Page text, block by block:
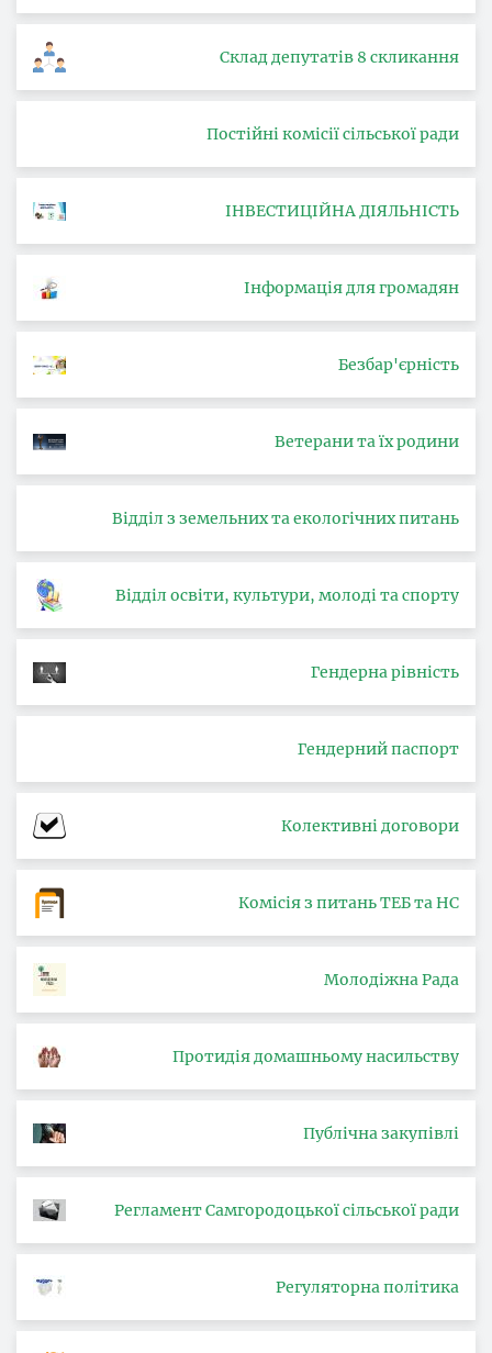
Склад депутатів 8 скликання
Постійні комісії сільської ради
ІНВЕСТИЦІЙНА ДІЯЛЬНІСТЬ
Інформація для громадян
Безбар'єрність
Ветерани та їх родини
Відділ з земельних та екологічних питань
Відділ освіти, культури, молоді та спорту
Гендерна рівність
Гендерний паспорт
Колективні договори
Комісія з питань ТЕБ та НС
Молодіжна Рада
Протидія домашньому насильству
Публічна закупівлі
Регламент Самгородоцької сільської ради
Регуляторна політика